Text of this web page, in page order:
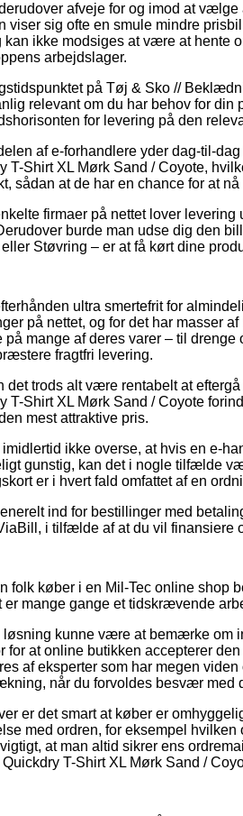
afveje for og imod at
viser sig ofte en smule mindre
kan ikke modsiges at være at hente
arbejdslager.
på Tøj & Sko //
relevant om du har behov for din
for levering på den
af e-forhandlere yder dag-til-
T-Shirt XL Mørk Sand / Coyote,
sådan at de har en chance for at
firmaer på nettet lover
burde man udse dig den
Støvring – er at få kørt dine
ultra smertefrit for
på nettet, og for det har masser
på mange af deres varer – til
fragtfri levering.
det trods alt være rentabelt at
T-Shirt XL Mørk Sand / Coyote
mest attraktive pris.
imidlertid ikke overse, at hvis en e-
gunstig, kan det i nogle tilfælde
er i hvert fald omfattet af en
ind for bestillinger med
i tilfælde af at du vil finansiere
folk køber i en Mil-Tec online shop
er mange gange et tidskrævende
løsning kunne være at bemærke om
for at online butikken accepterer
af eksperter som har megen
når du forvoldes besvær med
er det smart at køber er
med ordren, for eksempel
at man altid sikrer ens
T-Shirt XL Mørk Sand /